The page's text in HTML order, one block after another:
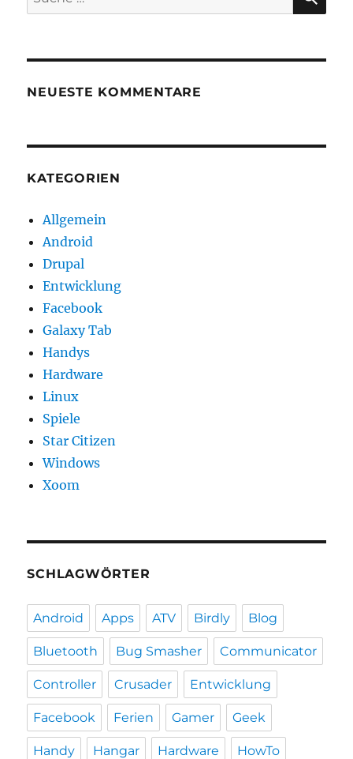
nach:
NEUESTE KOMMENTARE
KATEGORIEN
Allgemein
Android
Drupal
Entwicklung
Facebook
Galaxy Tab
Handys
Hardware
Linux
Spiele
Star Citizen
Windows
Xoom
SCHLAGWÖRTER
Android Apps ATV Birdly Blog
Bluetooth Bug Smasher Communicator
Controller Crusader Entwicklung
Facebook Ferien Gamer Geek
Handy Hangar Hardware HowTo